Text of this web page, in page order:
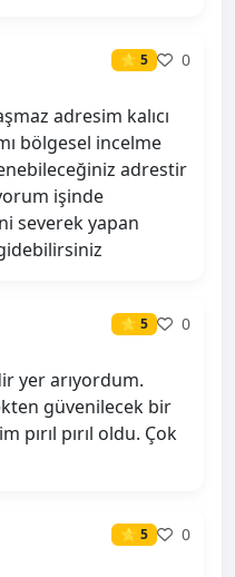
⭐ 5
0
adresim kalıcı
bölgesel incelme
adrestir
işinde
severek yapan
⭐ 5
0
yer arıyordum.
güvenilecek bir
pırıl pırıl oldu. Çok
⭐ 5
0